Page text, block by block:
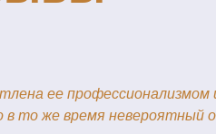
языка. Я и не
уроки увлекательными и